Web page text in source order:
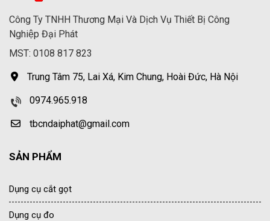
Công Ty TNHH Thương Mại Và Dịch Vụ Thiết Bị Công
Nghiệp Đại Phát
MST: 0108 817 823
Trung Tâm 75, Lai Xá, Kim Chung, Hoài Đức, Hà Nội
0974.965.918
tbcndaiphat@gmail.com
SẢN PHẨM
Dụng cụ cắt gọt
Dụng cụ đo